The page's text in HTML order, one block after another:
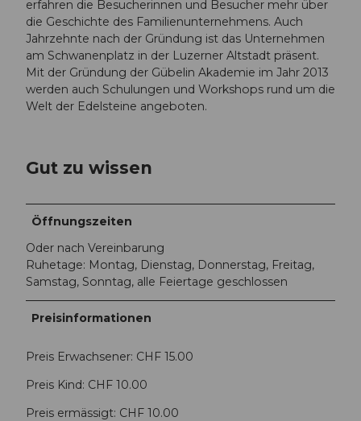
u
m
_
r
e
f
e
o
n
l
erfahren die Besucherinnen und Besucher mehr über
die Geschichte des Familienunternehmens. Auch
Jahrzehnte nach der Gründung ist das Unternehmen
am Schwanenplatz in der Luzerner Altstadt präsent.
Mit der Gründung der Gübelin Akademie im Jahr 2013
werden auch Schulungen und Workshops rund um die
Welt der Edelsteine angeboten.
Gut zu wissen
Öffnungszeiten
Oder nach Vereinbarung
Ruhetage: Montag, Dienstag, Donnerstag, Freitag,
Samstag, Sonntag, alle Feiertage geschlossen
Preisinformationen
Preis Erwachsener: CHF 15.00
Preis Kind: CHF 10.00
Preis ermässigt: CHF 10.00